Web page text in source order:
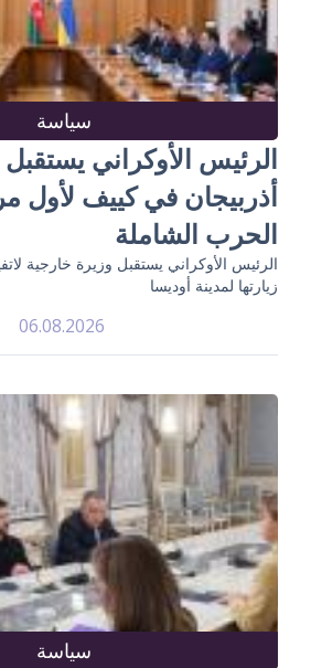
سياسة
الرئيس الأوكراني
أذربيجان في كييف لأول
الحرب الشاملة
الرئيس الأوكراني يستقبل وزيرة خارجية
زيارتها لمدينة أوديسا
06.08.2026
سياسة